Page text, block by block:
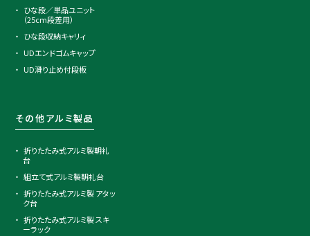
ひな段／単品ユニット
（25cm段差用）
ひな段収納キャリィ
UDエンドゴムキャップ
UD滑り止め付段板
その他アルミ製品
折りたたみ式アルミ製朝礼
台
組立て式アルミ製朝礼台
折りたたみ式アルミ製 アタッ
ク台
折りたたみ式アルミ製 スキ
ーラック